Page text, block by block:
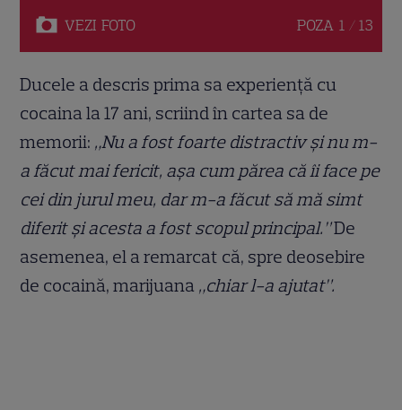
VEZI FOTO POZA 1 / 13
Ducele a descris prima sa experiență cu
cocaina la 17 ani, scriind în cartea sa de
memorii: „Nu a fost foarte distractiv și nu m-
a făcut mai fericit, așa cum părea că îi face pe
cei din jurul meu, dar m-a făcut să mă simt
diferit și acesta a fost scopul principal.”De
asemenea, el a remarcat că, spre deosebire
de cocaină, marijuana „chiar l-a ajutat”.